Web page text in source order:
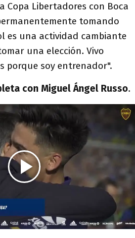
Copa Libertadores con Boca
tomando
es una actividad cambiante
una elección. Vivo
porque soy entrenador".
con Miguel Ángel Russo.